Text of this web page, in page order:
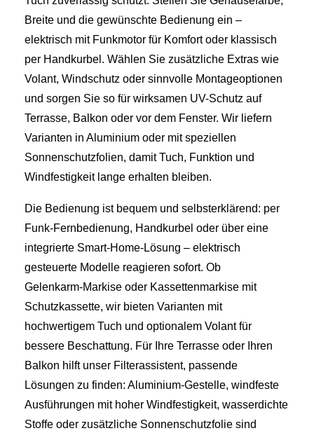
Breite und die gewünschte Bedienung ein –
elektrisch mit Funkmotor für Komfort oder klassisch
per Handkurbel. Wählen Sie zusätzliche Extras wie
Volant, Windschutz oder sinnvolle Montageoptionen
und sorgen Sie so für wirksamen UV-Schutz auf
Terrasse, Balkon oder vor dem Fenster. Wir liefern
Varianten in Aluminium oder mit speziellen
Sonnenschutzfolien, damit Tuch, Funktion und
Windfestigkeit lange erhalten bleiben.
Die Bedienung ist bequem und selbsterklärend: per
Funk‑Fernbedienung, Handkurbel oder über eine
integrierte Smart‑Home‑Lösung – elektrisch
gesteuerte Modelle reagieren sofort. Ob
Gelenkarm‑Markise oder Kassettenmarkise mit
Schutzkassette, wir bieten Varianten mit
hochwertigem Tuch und optionalem Volant für
bessere Beschattung. Für Ihre Terrasse oder Ihren
Balkon hilft unser Filterassistent, passende
Lösungen zu finden: Aluminium‑Gestelle, windfeste
Ausführungen mit hoher Windfestigkeit, wasserdichte
Stoffe oder zusätzliche Sonnenschutzfolie sind